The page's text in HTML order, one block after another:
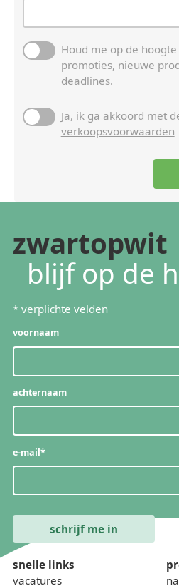
Houd me op de
promoties, nieuwe
deadlines.
Ja, ik ga akkoord met
verkoopsvoorwaarden
zwartopwit
blijf op de
* verplichte velden
voornaam
achternaam
e-mail*
snelle links
vacatures